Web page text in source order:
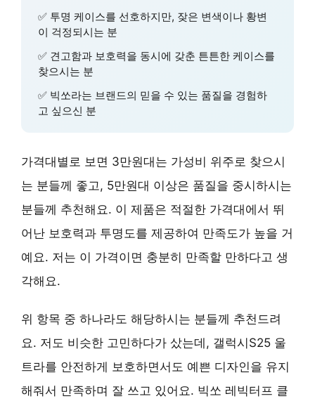
✅ 투명 케이스를 선호하지만, 잦은 변색이나 황변
이 걱정되시는 분
✅ 견고함과 보호력을 동시에 갖춘 튼튼한 케이스를
찾으시는 분
✅ 빅쏘라는 브랜드의 믿을 수 있는 품질을 경험하
고 싶으신 분
가격대별로 보면 3만원대는 가성비 위주로 찾으시
는 분들께 좋고, 5만원대 이상은 품질을 중시하시는
분들께 추천해요. 이 제품은 적절한 가격대 에서 뛰
어난 보호력과 투명도를 제공하여 만족도가 높을 거
예요. 저는 이 가격이면 충분히 만족할 만하다고 생
각해요.
위 항목 중 하나라도 해당하시는 분들께 추천드려
요. 저도 비슷한 고민하다가 샀는데, 갤럭시S25 울
트라를 안전하게 보호하면서도 예쁜 디자인을 유지
해줘서 만족하며 잘 쓰고 있어요. 빅쏘 레빅터프 클